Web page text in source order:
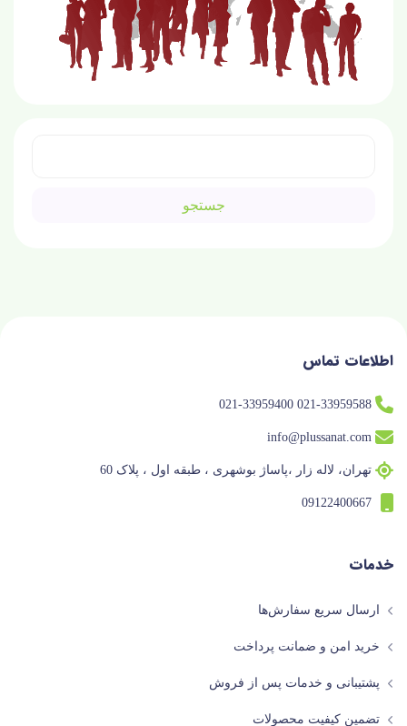
اطلاعات تماس
021-33959588 021-33959400
info@plussanat.com
تهران، لاله زار ،پاساژ بوشهری ، طبقه اول ، پلاک 60
09122400667
خدمات
ارسال سریع سفارش‌ها
خرید امن و ضمانت پرداخت
پشتیبانی و خدمات پس از فروش
تضمین کیفیت محصولات